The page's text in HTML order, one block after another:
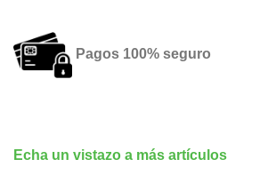
Pagos 100% seguro
Echa un vistazo a más artículos